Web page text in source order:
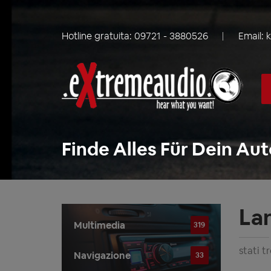
Hotline gratuita: 09721 - 3880526 Email:
Finde Alles Für Dein
Multimedia 319
Navigazione 33 stati